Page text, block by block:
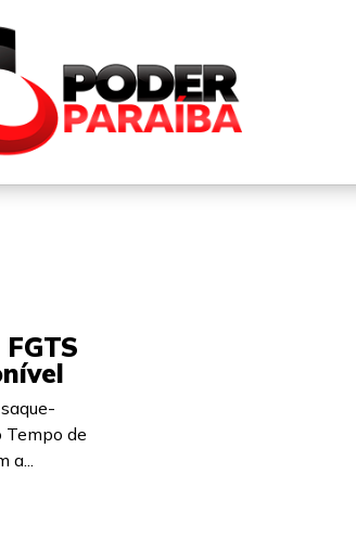
FALE CONOSCO
Tempo de
a...